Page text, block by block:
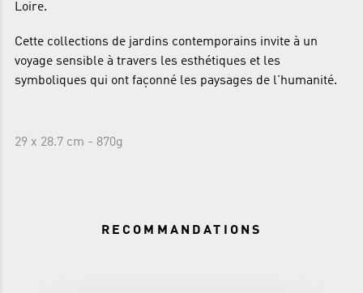
Loire.
Cette collections de jardins contemporains invite à un
voyage sensible à travers les esthétiques et les
symboliques qui ont façonné les paysages de l'humanité.
29 x 28.7 cm - 870g
RECOMMANDATIONS